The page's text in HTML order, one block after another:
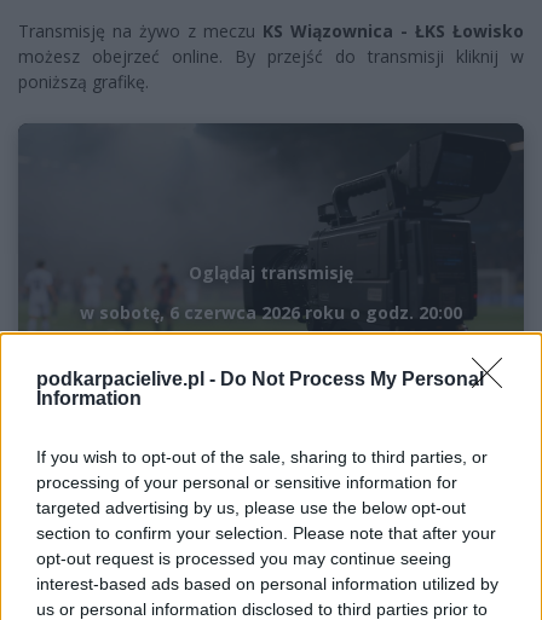
podkarpacielive.pl - Do Not Process My Personal
Information
If you wish to opt-out of the sale, sharing to third parties, or
processing of your personal or sensitive information for
targeted advertising by us, please use the below opt-out
section to confirm your selection. Please note that after your
opt-out request is processed you may continue seeing
interest-based ads based on personal information utilized by
us or personal information disclosed to third parties prior to
Transmisję na żywo z meczu KS Wiązownica - ŁKS Łowisko
możesz obejrzeć online. By przejść do transmisji kliknij w
poniższą grafikę.
Oglądaj transmisję
w sobotę, 6 czerwca 2026 roku o godz. 20:00
Jeśli interesują Cię transmisje na żywo z meczów IV ligi
podkarpackiej, sprawdź również sekcjęwyniki na żywo. Na
naszej stronie znajdziesz relacje live z meczów od Ekstraklasy
do 4 ligi. Zobacz również inne transmisje na żywo.